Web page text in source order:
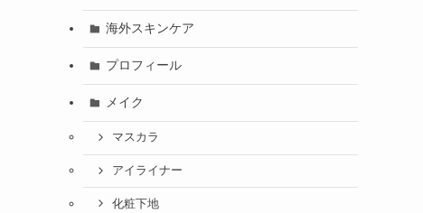
海外スキンケア
プロフィール
メイク
マスカラ
アイライナー
化粧下地